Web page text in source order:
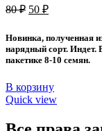
80₽ Первоначальная
80 ₽.
50 ₽Текущая
50 ₽.
Новинка, полученная
нарядный сорт. Индет.
пакетике 8-10 семян.
В корзину
Quick view